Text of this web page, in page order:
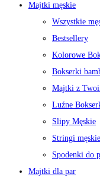
Majtki męskie
Wszystkie
Bestsellery
Kolorowe
Bokserki
Majtki z
Luźne
Slipy Męskie
Stringi męskie
Spodenki do
Majtki dla par